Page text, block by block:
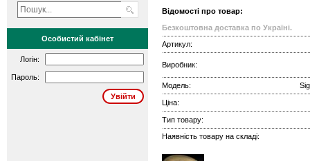
Особистий кабінет
Логін:
Пароль:
Відомості про товар:
Безкоштовна доставка по Україні.
Артикул:
Виробник:
Модель:
Ціна:
Тип товару:
Наявність товару на складі: